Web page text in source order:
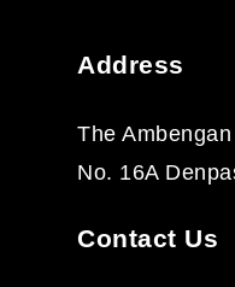
Address
The
No. 16A
Contact Us